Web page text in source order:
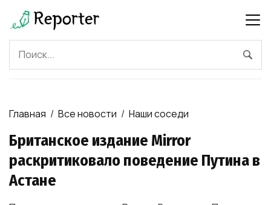
Главная / Все новости / Наши соседи
Британское издание Mirror
раскритиковало поведение Путина в
Астане